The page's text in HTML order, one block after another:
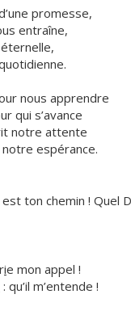
promesse,
entraîne,
éternelle,
nous apprendre
qui s’avance
notre attente
espérance.
ton chemin ! Quel
ie mon appel !
: qu’il m’entende !